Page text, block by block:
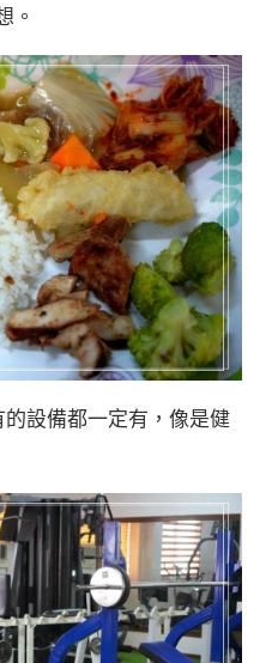
。
設備都一定有，像是健